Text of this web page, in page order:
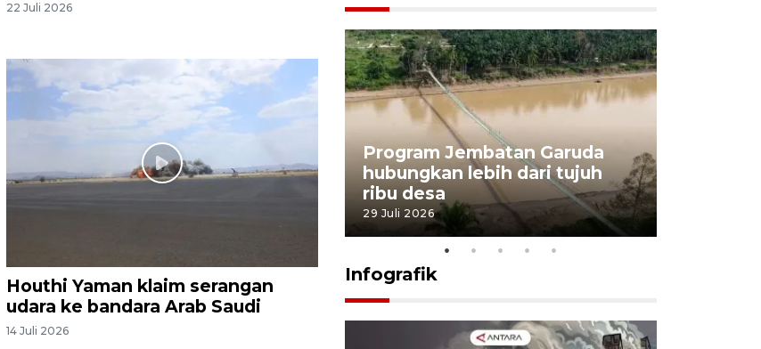
22 Juli 2026
Houthi Yaman klaim serangan
udara ke bandara Arab Saudi
14 Juli 2026
Gabung Persebaya, striker
timnas Ramadhan Sananta
Program Jembatan Garuda
hubungkan lebih dari tujuh
ribu desa
29 Juli 2026
Infografik